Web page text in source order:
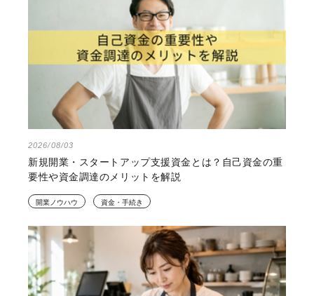
2026/08/03
新規開業・スタートアップ支援資金とは？自己資金の重
要性や資金調達のメリットを解説
開業ノウハウ 資金・手続き